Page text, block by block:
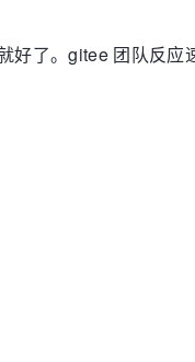
了。gitee 团队反